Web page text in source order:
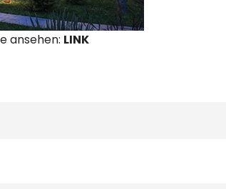
ansehen: LINK